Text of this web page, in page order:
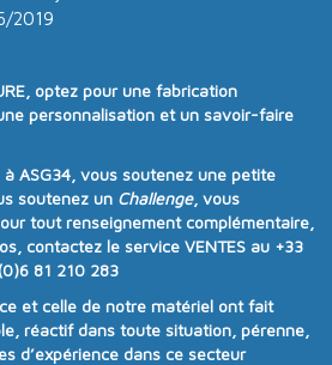
2019
, optez pour une fabrication
personnalisation et un savoir-faire
à ASG34 , vous soutenez une petite
soutenez un Challenge, vous
tout renseignement complémentaire,
contactez le service VENTES au +33
81 210 283
et celle de notre matériel ont fait
réactif dans toute situation, pérenne,
d’expérience dans ce secteur